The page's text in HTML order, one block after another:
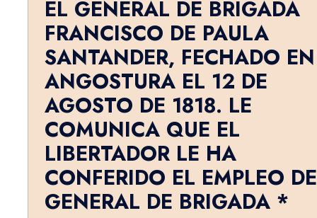
EL GENERAL DE BRIGADA
FRANCISCO DE PAULA
SANTANDER, FECHADO EN
ANGOSTURA EL 12 DE
AGOSTO DE 1818. LE
COMUNICA QUE EL
LIBERTADOR LE HA
CONFERIDO EL EMPLEO DE
GENERAL DE BRIGADA *